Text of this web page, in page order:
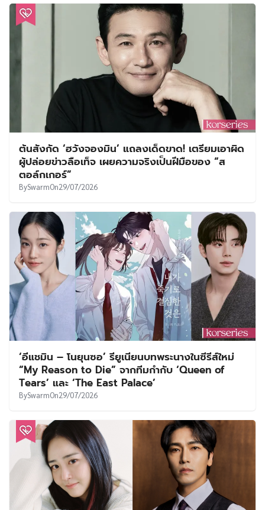
ต้นสังกัด ‘ฮวังจองมิน’ แถลงเด็ดขาด! เตรียมเอาผิด
ผู้ปล่อยข่าวลือเท็จ เผยความจริงเป็นฝีมือของ “ส
ตอล์กเกอร์”
BySwarmOn29/07/2026
‘อีแชมิน – โนยุนซอ’ รียูเนียนบทพระนางในซีรีส์ใหม่
“My Reason to Die” จากทีมกำกับ ‘Queen of
Tears’ และ ‘The East Palace’
BySwarmOn29/07/2026